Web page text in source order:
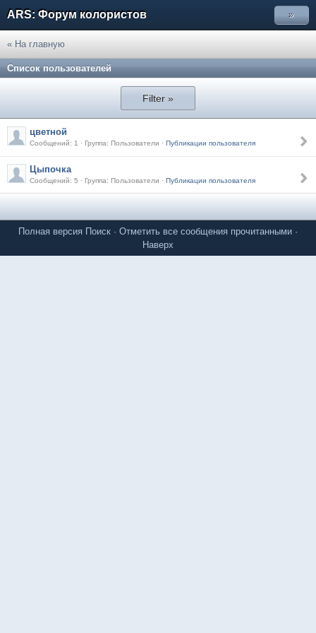
ARS: Форум колористов »
« На главную
Список пользователей
Filter »
цветной
Сообщений: 1 · Группа: Пользователи · Публикации пользователя
Цыпочка
Сообщений: 5 · Группа: Пользователи · Публикации пользователя
Полная версия Поиск · Отметить все сообщения прочитанными ·
Наверх